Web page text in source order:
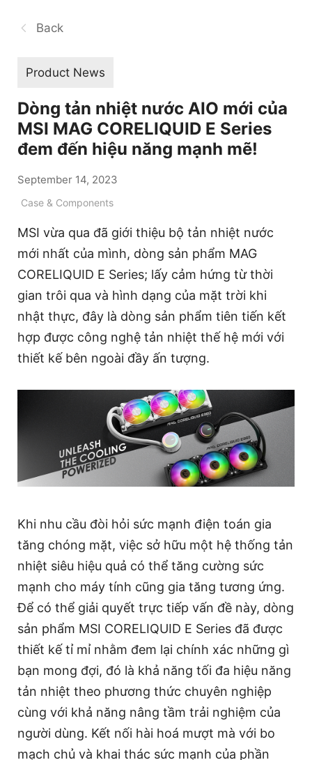
Back
Product News
Dòng tản nhiệt nước AIO mới của
MSI MAG CORELIQUID E Series
đem đến hiệu năng mạnh mẽ!
September 14, 2023
Case & Components
MSI vừa qua đã giới thiệu bộ tản nhiệt nước
mới nhất của mình, dòng sản phẩm MAG
CORELIQUID E Series; lấy cảm hứng từ thời
gian trôi qua và hình dạng của mặt trời khi
nhật thực, đây là dòng sản phẩm tiên tiến kết
hợp được công nghệ tản nhiệt thế hệ mới với
thiết kế bên ngoài đầy ấn tượng.
Khi nhu cầu đòi hỏi sức mạnh điện toán gia
tăng chóng mặt, việc sở hữu một hệ thống tản
nhiệt siêu hiệu quả có thể tăng cường sức
mạnh cho máy tính cũng gia tăng tương ứng.
Để có thể giải quyết trực tiếp vấn đề này, dòng
sản phẩm MSI CORELIQUID E Series đã được
thiết kế tỉ mỉ nhằm đem lại chính xác những gì
bạn mong đợi, đó là khả năng tối đa hiệu năng
tản nhiệt theo phương thức chuyên nghiệp
cùng với khả năng nâng tầm trải nghiệm của
người dùng. Kết nối hài hoá mượt mà với bo
mạch chủ và khai thác sức mạnh của phần